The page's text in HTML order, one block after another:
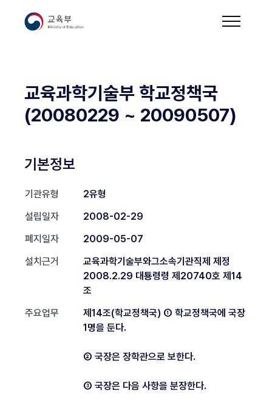
교육과학기술부 학교정책국
(20080229 ~ 20090507)
기본정보
기관유형
2유형
설립일자
2008-02-29
폐지일자
2009-05-07
설치근거
교육과학기술부와그소속기관직제 제정
2008.2.29 대툥령령 제20740호 제14
조
주요업무
제14조(학교정책국) ① 학교정책국에 국장
1명을 둔다.
② 국장은 장학관으로 보한다.
③ 국장은 다음 사항을 분장한다.